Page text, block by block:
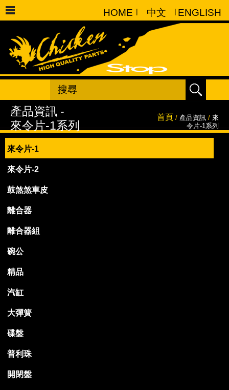
HOME | 中文 | ENGLISH
首頁 / 產品資訊 / 來
令片-1系列
來令片-1
來令片-2
鼓煞煞車皮
離合器
離合器組
碗公
精品
汽缸
大彈簧
碟盤
普利珠
開閉盤